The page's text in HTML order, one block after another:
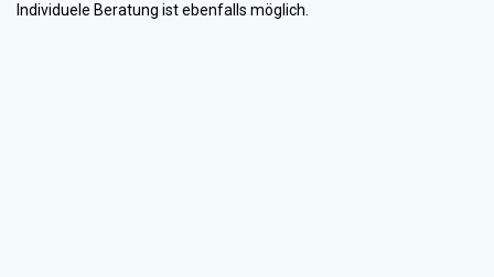
Individuele Beratung ist ebenfalls möglich.